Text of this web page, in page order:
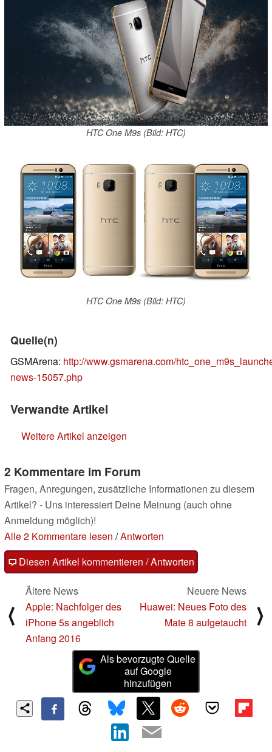
HTC One M9s (Bild: HTC)
HTC One M9s (Bild: HTC)
Quelle(n)
GSMArena: http://www.gsmarena.com/
news-15057.php
Verwandte Artikel
Weitere Artikel anzeigen
2 Kommentare im Forum
Fragen, Anregungen, zusätzliche Informationen zu diesem
Artikel? - Uns interessiert Deine Meinung (auch ohne
Anmeldung möglich)!
Alle 2 Kommentare lesen /Antworten
Diesen Artikel kommentieren / Antworten
⟨
Ältere News
Apple: Nachfolger des
iPhone 5s angeblich
Anfang 2016
Neuere News
Huawei: Neues Foto des
Mate 8 aufgetaucht
⟩
Als bevorzugte Quelle
auf Google
hinzufügen